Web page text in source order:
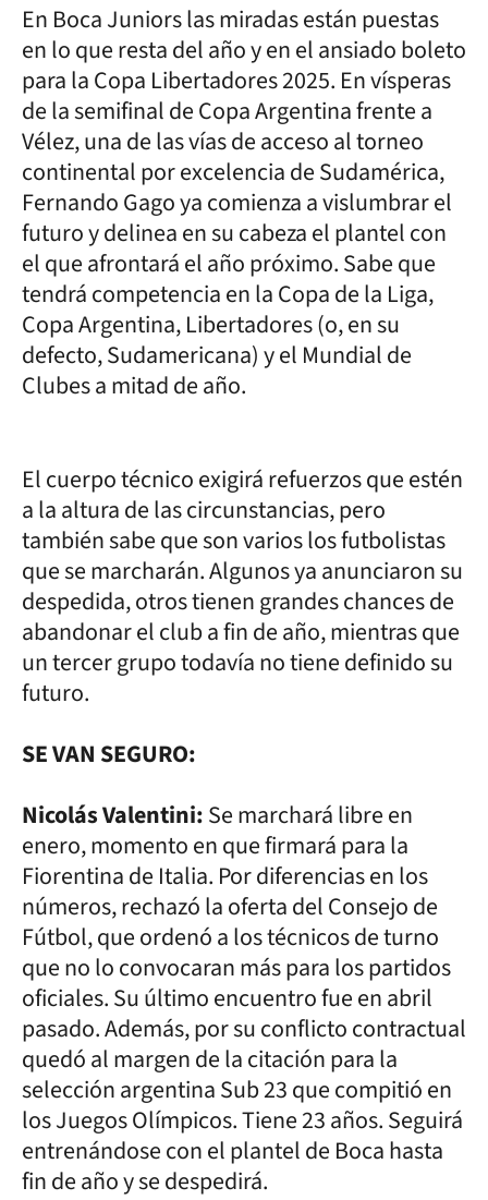
En Boca Juniors las miradas están puestas
en lo que resta del año y en el ansiado boleto
para la Copa Libertadores 2025. En vísperas
de la semifinal de Copa Argentina frente a
Vélez, una de las vías de acceso al torneo
continental por excelencia de Sudamérica,
Fernando Gago ya comienza a vislumbrar el
futuro y delinea en su cabeza el plantel con
el que afrontará el año próximo. Sabe que
tendrá competencia en la Copa de la Liga,
Copa Argentina, Libertadores (o, en su
defecto, Sudamericana) y el Mundial de
Clubes a mitad de año.
El cuerpo técnico exigirá refuerzos que estén
a la altura de las circunstancias, pero
también sabe que son varios los futbolistas
que se marcharán. Algunos ya anunciaron su
despedida, otros tienen grandes chances de
abandonar el club a fin de año, mientras que
un tercer grupo todavía no tiene definido su
futuro.
SE VAN SEGURO:
Nicolás Valentini:Se marchará libre en
enero, momento en que firmará para la
Fiorentina de Italia. Por diferencias en los
números, rechazó la oferta del Consejo de
Fútbol, que ordenó a los técnicos de turno
que no lo convocaran más para los partidos
oficiales. Su último encuentro fue en abril
pasado. Además, por su conflicto contractual
quedó al margen de la citación para la
selección argentina Sub 23 que compitió en
los Juegos Olímpicos. Tiene 23 años. Seguirá
entrenándose con el plantel de Boca hasta
fin de año y se despedirá.